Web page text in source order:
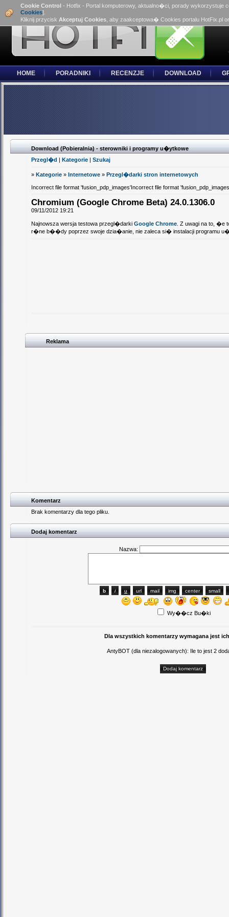
Cookie Control - Hotfix - Portal komputerowy, aktualno�ci, porady wykorzystuje
Cookies].
Kliknij przycisk Akceptuj Cookies , aby zaakceptowa� Cookies portalu HotFix.pl
HOME PORADNIKI RECENZJE DOWNLOAD
Download (Pobieralnia) - sterowniki i programy u�ytkowe
Przegl�d |Kategorie |Szukaj
»Kategorie »Internetowe »Przegl�darki stron internetowych
Incorrect file format 'fusion_pdp_images'Incorrect file format
Chromium (Google Chrome Beta) 24.0.1306.0
09/11/2012 19:21
Najnowsza wersja testowa przegl�darkiGoogle Chrome . Z uwagi na to, �e
r�ne b��dy poprzez swoje dzia�anie, nie zaleca si� instalacji programu
Reklama
Komentarz
Brak komentarzy dla tego pliku.
Dodaj komentarz
Nazwa:
Wy��cz Bu�ki
Dla wszystkich komentarzy wymagana jest
AntyBOT (dla niezalogowanych): Ile to jest 2